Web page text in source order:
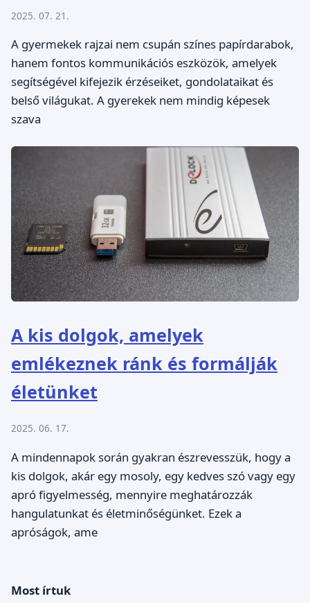
2025. 07. 21.
A gyermekek rajzai nem csupán színes papírdarabok,
hanem fontos kommunikációs eszközök, amelyek
segítségével kifejezik érzéseiket, gondolataikat és
belső világukat. A gyerekek nem mindig képesek
szava
A kis dolgok, amelyek
emlékeznek ránk és formálják
életünket
2025. 06. 17.
A mindennapok során gyakran észrevesszük, hogy a
kis dolgok, akár egy mosoly, egy kedves szó vagy egy
apró figyelmesség, mennyire meghatározzák
hangulatunkat és életminőségünket. Ezek a
apróságok, ame
Most írtuk